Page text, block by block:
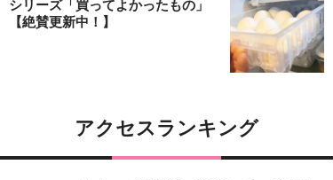
シリーズ「買ってよかったもの」
【絶賛更新中！】
アクセスランキング